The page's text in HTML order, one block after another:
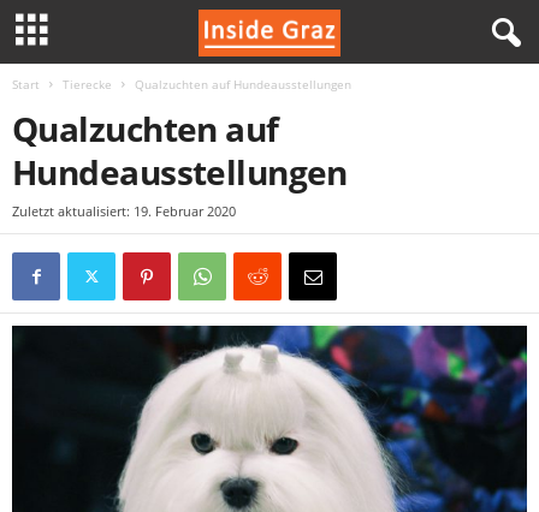
Start Tierecke Qualzuchten auf Hundeausstellungen
Qualzuchten auf
Hundeausstellungen
Zuletzt aktualisiert: 19. Februar 2020